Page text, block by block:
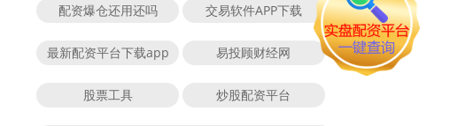
配资爆仓还用还吗 交易软件APP下载
最新配资平台下载app 易投顾财经网
股票工具 炒股配资平台